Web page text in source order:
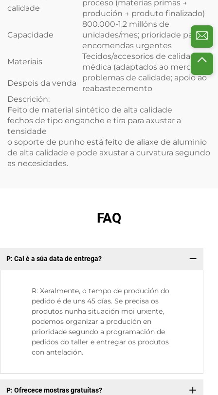
calidade
proceso (materias primas →
produción → produto finalizado)
Capacidade
800.000-1,2 millóns de
unidades/mes; prioridade para
encomendas urgentes
Materiais
Tecidos/accesorios de calidade
médica (adaptados ao mercado)
Despois da venda
problemas de calidade; apoio ao
reabastecemento
Descrición:
Feito de material sintético de alta calidade
fechos de tipo enganche e tira para axustar a
tensidade
o soporte de punho está feito de aliaxe de aluminio
de alta calidade e pode axustar a curvatura segundo
as necesidades.
FAQ
P: Cal é a súa data de entrega?
R: Xeralmente, o tempo de produción do
pedido é de uns 45 días. Se precisa os
produtos nunha situación moi urxente,
podemos organizar a produción en
prioridade segundo a programación de
pedidos do taller e entregar os produtos
con antelación.
P: Ofrecece mostras gratuítas?